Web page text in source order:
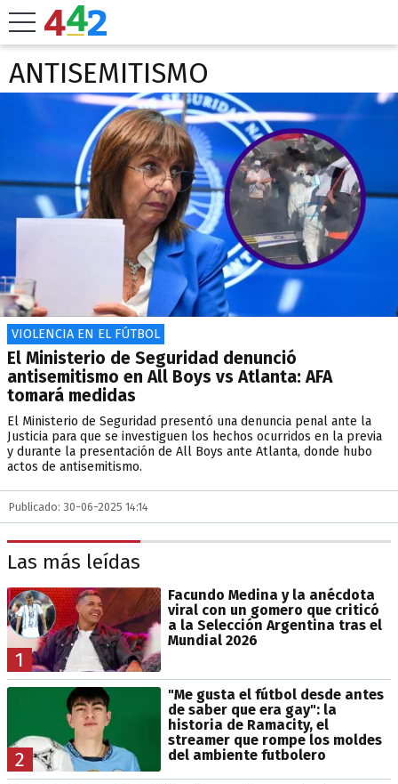
ANTISEMITISMO
VIOLENCIA EN EL FÚTBOL
El Ministerio de Seguridad denunció
antisemitismo en All Boys vs Atlanta: AFA
tomará medidas
El Ministerio de Seguridad presentó una denuncia penal ante la
Justicia para que se investiguen los hechos ocurridos en la previa
y durante la presentación de All Boys ante Atlanta, donde hubo
actos de antisemitismo.
Publicado: 30-06-2025 14:14
Las más leídas
1
Facundo Medina y la anécdota
viral con un gomero que criticó
a la Selección Argentina tras el
Mundial 2026
2
"Me gusta el fútbol desde antes
de saber que era gay": la
historia de Ramacity, el
streamer que rompe los moldes
del ambiente futbolero